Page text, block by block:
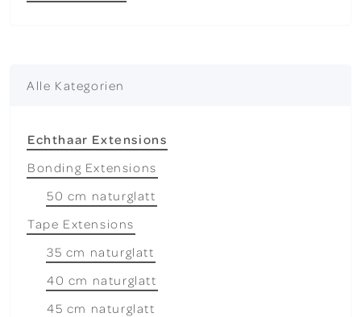
Alle Kategorien
Echthaar Extensions
Bonding Extensions
50 cm naturglatt
Tape Extensions
35 cm naturglatt
40 cm naturglatt
45 cm naturglatt